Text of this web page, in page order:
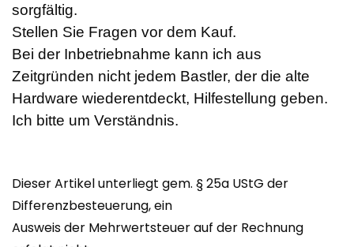
sorgfältig.
Stellen Sie Fragen vor dem Kauf.
Bei der Inbetriebnahme kann ich aus
Zeitgründen nicht jedem Bastler, der die alte
Hardware wiederentdeckt, Hilfestellung geben.
Ich bitte um Verständnis.
Dieser Artikel unterliegt gem. § 25a UStG der
Differenzbesteuerung, ein
Ausweis der Mehrwertsteuer auf der Rechnung